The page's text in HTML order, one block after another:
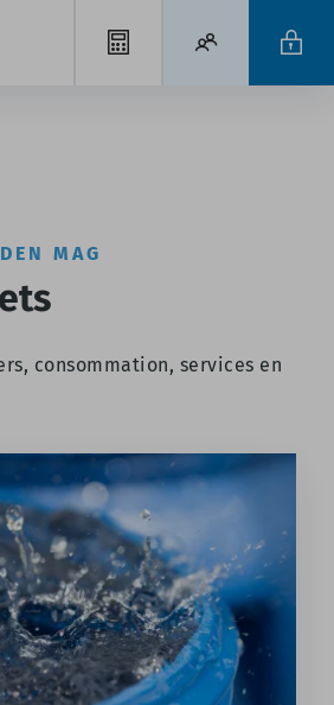
MAG
consommation, services en